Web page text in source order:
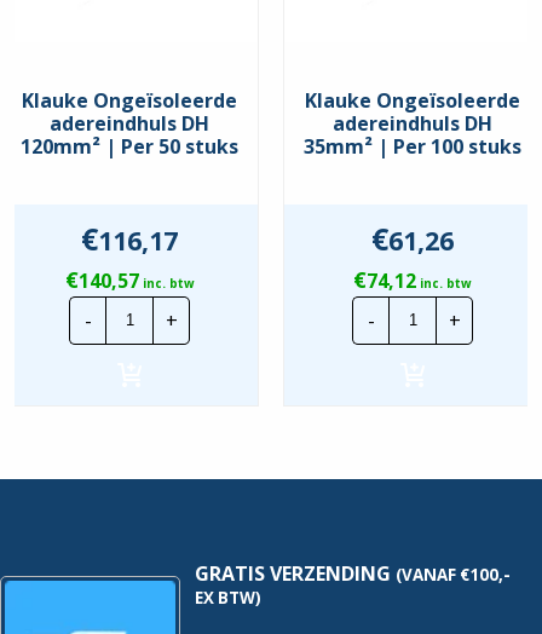
Klauke Ongeïsoleerde
adereindhuls DH
120mm² | Per 50 stuks
€116,17
€140,57inc. btw
-
Klauke
Ongeïsoleerde
adereindhuls
hoeveelheid
+
Klauke Ongeïsoleerde
adereindhuls DH
35mm² | Per 100 stuks
€61,26
€74,12 inc. btw
-
Klauke
adereindhuls
hoeveelheid
+
GRATIS VERZENDING (VANAF €100,-
EX BTW)